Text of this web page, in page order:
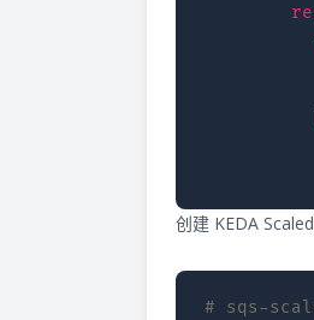
创建 KEDA
# sqs-